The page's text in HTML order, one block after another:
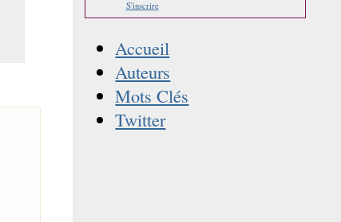
S'inscrire
Accueil
Auteurs
Mots Clés
Twitter